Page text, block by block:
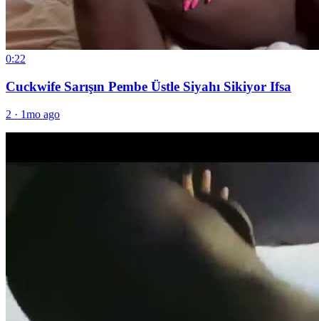
0:22
Cuckwife Sarışın Pembe Üstle Siyahı Sikiyor Ifsa
2 · 1mo ago